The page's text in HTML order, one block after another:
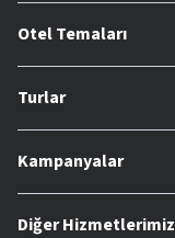
Otel Temaları
Turlar
Kampanyalar
Diğer Hizmetlerimiz